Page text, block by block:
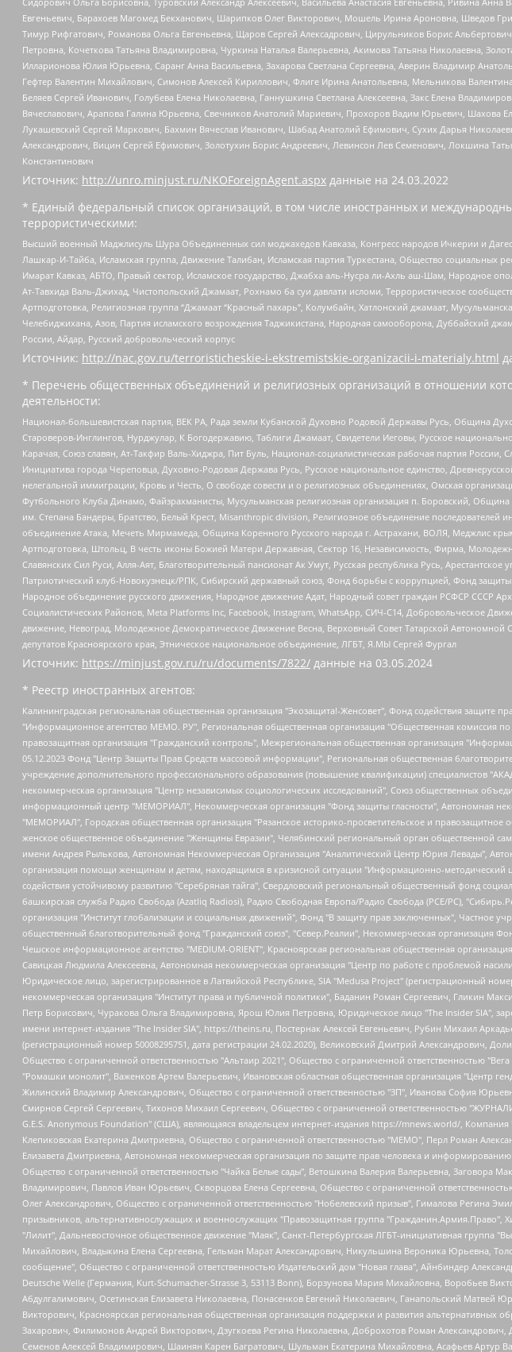
Евгеньевич, Барахоев Магомед Бекханович, Шарипков Олег Викторович, Мошель Ирина Ароновна, Шведов
Тимур Рифгатович, Романова Ольга Евгеньевна, Щаров Сергей Алексадрович, Цирульников Борис
Петровна, Кочеткова Татьяна Владимировна, Чуркина Наталья Валерьевна, Акимова Татьяна Николаевна,
Илларионова Юлия Юрьевна, Саранг Анна Васильевна, Захарова Светлана Сергеевна, Аверин Владимир
Гефтер Валентин Михайлович, Симонов Алексей Кириллович, Флиге Ирина Анатольевна, Мельникова
Беляев Сергей Иванович, Голубева Елена Николаевна, Ганнушкина Светлана Алексеевна, Закс Елена
Вячеславович, Арапова Галина Юрьевна, Свечников Анатолий Мариевич, Прохоров Вадим Юрьевич, Шахова
Лукашевский Сергей Маркович, Бахмин Вячеслав Иванович, Шабад Анатолий Ефимович, Сухих Дарья
Александрович, Вицин Сергей Ефимович, Золотухин Борис Андреевич, Левинсон Лев Семенович, Локшина
Константинович
Источник: http://unro.minjust.ru/NKOForeignAgent.aspx данные на 24.03.2022
* Единый федеральный список организаций, в том числе иностранных и
террористическими:
Высший военный Маджлисуль Шура Объединенных сил моджахедов Кавказа, Конгресс народов Ичкерии и
Лашкар-И-Тайба, Исламская группа, Движение Талибан, Исламская партия Туркестана, Общество
Имарат Кавказ, АБТО, Правый сектор, Исламское государство, Джабха аль-Нусра ли-Ахль аш-Шам, Народное
Ат-Тавхида Валь-Джихад, Чистопольский Джамаат, Рохнамо ба суи давлати исломи, Террористическое
Артподготовка, Религиозная группа “Джамаат “Красный пахарь”, Колумбайн, Хатлонский джамаат,
Челебиджихана, Азов, Партия исламского возрождения Таджикистана, Народная самооборона, Дуббайский
России, Айдар, Русский добровольческий корпус
Источник: http://nac.gov.ru/terroristicheskie-i-ekstremistskie-organizacii-i-materialy.html
* Перечень общественных объединений и религиозных организаций в отношении
деятельности:
Национал-большевистская партия, ВЕК РА, Рада земли Кубанской Духовно Родовой Державы Русь, Община
Староверов-Инглингов, Нурджулар, К Богодержавию, Таблиги Джамаат, Свидетели Иеговы, Русское
Карачая, Союз славян, Ат-Такфир Валь-Хиджра, Пит Буль, Национал-социалистическая рабочая партия
Инициатива города Череповца, Духовно-Родовая Держава Русь, Русское национальное единство,
нелегальной иммиграции, Кровь и Честь, О свободе совести и о религиозных объединениях, Омская
Футбольного Клуба Динамо, Файзрахманисты, Мусульманская религиозная организация п. Боровский,
им. Степана Бандеры, Братство, Белый Крест, Misanthropic division, Религиозное объединение
объединение Атака, Мечеть Мирмамеда, Община Коренного Русского народа г. Астрахани, ВОЛЯ, Меджлис
Артподготовка, Штольц, В честь иконы Божией Матери Державная, Сектор 16, Независимость, Фирма,
Славянских Сил Руси, Алля-Аят, Благотворительный пансионат Ак Умут, Русская республика Русь,
Патриотический клуб-Новокузнецк/РПК, Сибирский державный союз, Фонд борьбы с коррупцией, Фонд
Народное объединение русского движения, Народное движение Адат, Народный совет граждан РСФСР СССР
Социалистических Районов, Meta Platforms Inc, Facebook, Instagram, WhatsApp, СИЧ-С14, Добровольческое
движение, Невоград, Молодежное Демократическое Движение Весна, Верховный Совет Татарской
депутатов Красноярского края, Этническое национальное объединение, ЛГБТ, Я.МЫ Сергей Фургал
Источник: https://minjust.gov.ru/ru/documents/7822/ данные на 03.05.2024
* Реестр иностранных агентов:
Калининградская региональная общественная организация "Экозащита!-Женсовет", Фонд содействия защите прав и свобод граждан "Общественный вердикт", Фонд "Институт Развития Свободы Информации", Частное учреждение "Информационное агентство МЕМО. РУ", Региональная общественная организация "Общественная комиссия по сохранению наследия академика Сахарова", Фонд поддержки свободы прессы, Санкт-Петербургская общественная правозащитная организация "Гражданский контроль", Межрегиональная общественная организация "Информационно-просветительский центр "Мемориал", Региональный Фонд "Центр Защиты Прав Средств Массовой Информации", с 05.12.2023 Фонд "Центр Защиты Прав Средств массовой информации", Региональная общественная благотворительная организация помощи беженцам и мигрантам "Гражданское содействие", Негосударственное образовательное учреждение дополнительного профессионального образования (повышение квалификации) специалистов "АКАДЕМИЯ ПО ПРАВАМ ЧЕЛОВЕКА", Свердловская региональная общественная организация "Сутяжник", Автономная некоммерческая организация "Центр независимых социологических исследований", Союз общественных объединений "Российский исследовательский центр по правам человека", Региональное общественное учреждение научно-информационный центр "МЕМОРИАЛ", Некоммерческая организация "Фонд защиты гласности", Автономная некоммерческая организация "Институт прав человека", Городская общественная организация "Екатеринбургское общество "МЕМОРИАЛ", Городская общественная организация "Рязанское историко-просветительское и правозащитное общество "Мемориал" (Рязанский Мемориал), Челябинский региональный орган общественной самодеятельности – женское общественное объединение "Женщины Евразии", Челябинский региональный орган общественной самодеятельности "Уральская правозащитная группа", Фонд содействия защите здоровья и социальной справедливости имени Андрея Рылькова, Автономная Некоммерческая Организация "Аналитический Центр Юрия Левады", Автономная некоммерческая организация социальной поддержки населения "Проект Апрель", Региональная общественная организация помощи женщинам и детям, находящимся в кризисной ситуации "Информационно-методический центр "Анна", Фонд содействия развитию массовых коммуникаций и правовому просвещению "Так-так-Так", Фонд содействия устойчивому развитию "Серебряная тайга", Свердловский региональный общественный фонд социальных проектов "Новое время", "Idel.Реалии", Кавказ.Реалии, Крым.Реалии, Телеканал Настоящее Время, Татаро-башкирская служба Радио Свобода (Azatliq Radiosi), Радио Свободная Европа/Радио Свобода (PCE/PC), "Сибирь.Реалии", "Фактограф", Благотворительный фонд помощи осужденным и их семьям, Автономная некоммерческая организация "Институт глобализации и социальных движений", Фонд "В защиту прав заключенных", Частное учреждение "Центр поддержки и содействия развитию средств массовой информации", Пензенский региональный общественный благотворительный фонд "Гражданский союз", "Север.Реалии", Некоммерческая организация Фонд "Правовая инициатива", Общество с ограниченной ответственностью "Радио Свободная Европа/Радио Свобода", Чешское информационное агентство "MEDIUM-ORIENT", Красноярская региональная общественная организация "Мы против СПИДа", Камалягин Денис Николаевич, Маркелов Сергей Евгеньевич, Пономарев Лев Александрович, Савицкая Людмила Алексеевна, Автономная некоммерческая организация "Центр по работе с проблемой насилия "НАСИЛИЮ.НЕТ", Межрегиональный профессиональный союз работников здравоохранения "Альянс врачей", Юридическое лицо, зарегистрированное в Латвийской Республике, SIA "Medusa Project" (регистрационный номер 40103797863, дата регистрации 10.06.2014), Некоммерческая организация "Фонд по борьбе с коррупцией", Автономная некоммерческая организация "Институт права и публичной политики", Баданин Роман Сергеевич, Гликин Максим Александрович, Железнова Мария Михайловна, Лукьянова Юлия Сергеевна, Маетная Елизавета Витальевна, Маняхин Петр Борисович, Чуракова Ольга Владимировна, Ярош Юлия Петровна, Юридическое лицо "The Insider SIA", зарегистрированное в Риге, Латвийская Республика (дата регистрации 26.06.2015), являющееся администратором доменного имени интернет-издания "The Insider SIA", https://theins.ru, Постернак Алексей Евгеньевич, Рубин Михаил Аркадьевич, Анин Роман Александрович, Юридическое лицо Istories fonds, зарегистрированное в Латвийской Республике (регистрационный номер 50008295751, дата регистрации 24.02.2020), Великовский Дмитрий Александрович, Долинина Ирина Николаевна, Мароховская Алеся Алексеевна, Шлейнов Роман Юрьевич, Шмагун Олеся Валентиновна, Общество с ограниченной ответственностью "Альтаир 2021", Общество с ограниченной ответственностью "Вега 2021", Общество с ограниченной ответственностью "Главный редактор 2021", Общество с